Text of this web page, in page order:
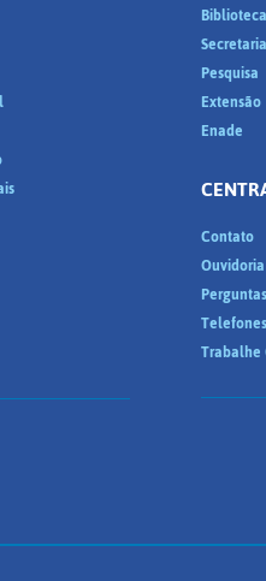
Biblioteca
Secretaria
Pesquisa
Extensão
Enade
Contato
Ouvidoria
Trabalhe